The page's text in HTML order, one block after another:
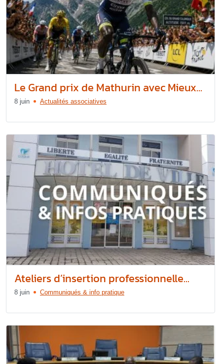
Le Grand prix de Mathurin avec Mieux...
8 juin Actualités associatives
Ateliers d’insertion professionnelle...
8 juin Communiqués & info pratique